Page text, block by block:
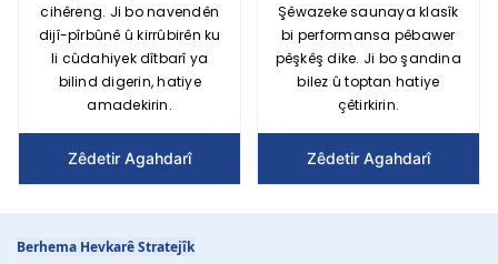
cihêreng. Ji bo navendên
dijî-pîrbûnê û kirrûbirên ku
li cûdahiyek dîtbarî ya
bilind digerin, hatiye
amadekirin.
Zêdetir Agahdarî
Şêwazeke saunaya klasîk
bi performansa pêbawer
pêşkêş dike. Ji bo şandina
bilez û toptan hatiye
çêtirkirin.
Zêdetir Agahdarî
Berhema Hevkarê Stratejîk